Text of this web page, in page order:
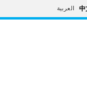
العربية 中